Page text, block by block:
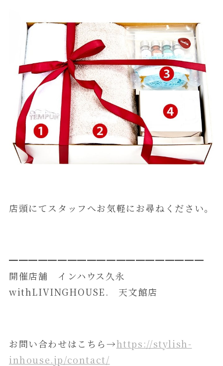
店頭にてスタッフへお気軽にお尋ねください。
━━━━━━━━━━━━━━━━━━━━
開催店舗 インハウス久永
withLIVINGHOUSE. 天文館店
お問い合わせはこちら→https://stylish-
inhouse.jp/contact/